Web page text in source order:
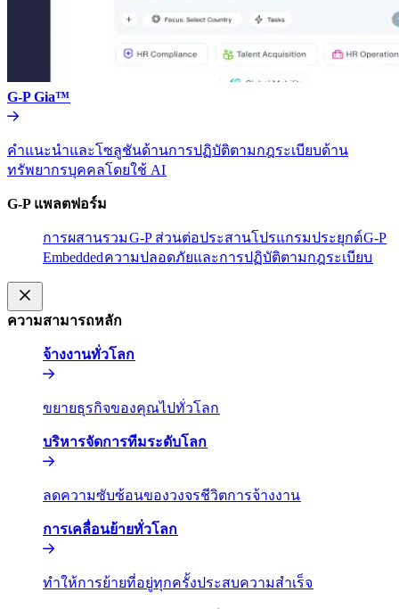
G-P Gia™​​
คำแนะนำและโซลูชันด้านการปฏิบัติตามกฎระเบียบด้าน
ทรัพยากรบุคคลโดยใช้ AI​​
G-P แพลตฟอร์ม​​
การผสานรวม​​G-P ส่วนต่อประสานโปรแกรมประยุกต์​​G-P
Embedded​​ความปลอดภัยและการปฏิบัติตามกฎระเบียบ​​
ความสามารถหลัก​​
จ้างงานทั่วโลก​​
ขยายธุรกิจของคุณไปทั่วโลก​​
บริหารจัดการทีมระดับโลก​​
ลดความซับซ้อนของวงจรชีวิตการจ้างงาน​​
การเคลื่อนย้ายทั่วโลก​​
ทำให้การย้ายที่อยู่ทุกครั้งประสบความสำเร็จ​​